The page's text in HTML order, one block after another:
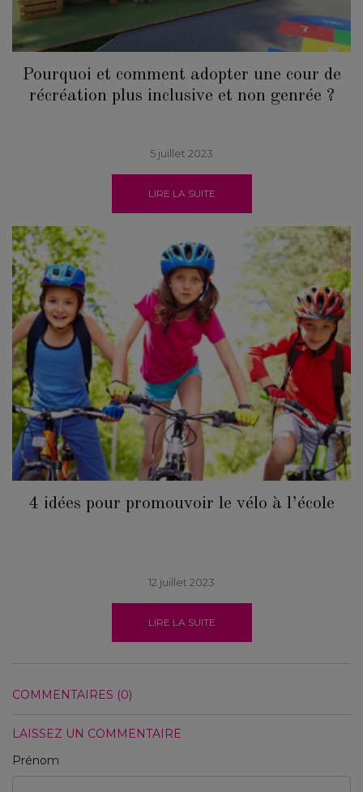
Pourquoi et comment adopter une cour de
récréation plus inclusive et non genrée ?
5 juillet 2023
LIRE LA SUITE
4 idées pour promouvoir le vélo à l’école
12 juillet 2023
LIRE LA SUITE
COMMENTAIRES (0)
LAISSEZ UN COMMENTAIRE
Prénom